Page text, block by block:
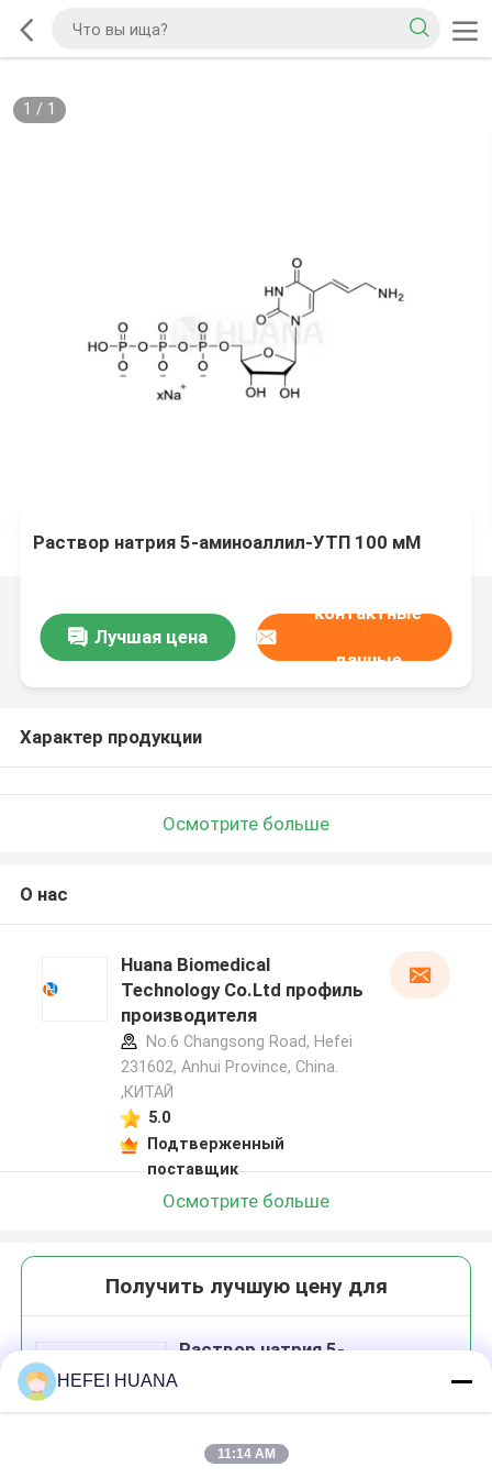
1 / 1
Раствор натрия 5-аминоаллил-УТП 100 мМ
Лучшая цена
контактные
данные
Характер продукции
Осмотрите больше
О нас
Huana Biomedical
Technology Co.Ltd профиль
производителя
No.6 Changsong Road, Hefei
231602, Anhui Province, China.
,КИТАЙ
5.0
Подтверженный
поставщик
Осмотрите больше
Получить лучшую цену для
Раствор натрия 5-
HEFEI HUANA
11:14 AM